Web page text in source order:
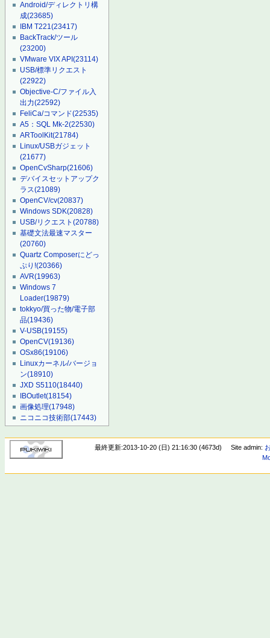
Android/ディレクトリ構
成(23685)
IBM T221(23417)
BackTrack/ツール
(23200)
VMware VIX API(23114)
USB/標準リクエスト
(22922)
Objective-C/ファイル入
出力(22592)
FeliCa/コマンド(22535)
A5：SQL Mk-2(22530)
ARToolKit(21784)
Linux/USBガジェット
(21677)
OpenCvSharp(21606)
デバイスセットアップク
ラス(21089)
OpenCV/cv(20837)
Windows SDK(20828)
USB/リクエスト(20788)
基礎文法最速マスター
(20760)
Quartz Composerにどっ
ぷり!(20366)
AVR(19963)
Windows 7
Loader(19879)
tokkyo/買った物/電子部
品(19436)
V-USB(19155)
OpenCV(19136)
OSx86(19106)
Linuxカーネル/バージョ
ン(18910)
JXD S5110(18440)
IBOutlet(18154)
画像処理(17948)
ニコニコ技術部(17443)
最終更新:2013-10-20 (日) 21:16:30 (4673d) Site admin: